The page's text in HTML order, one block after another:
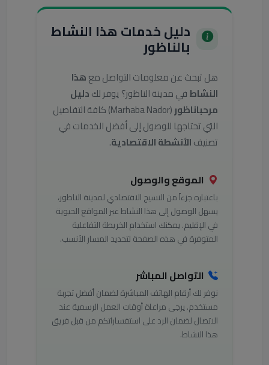
دليل خدمات هذا النشاط
بالناظور
هل تبحث عن معلومات التواصل معهذا
النشاطفي مدينة الناظور؟ يوفر لكدليل
مرحباناظور
(Marhaba Nador) كافة التفاصيل
التي تحتاجها للوصول إلى أفضل الخدمات في
تصنيفالأنشطة الاقتصادية.
الموقع والوصول
باعتباره جزءاً من النسيج الاقتصادي لمدينة الناظور،
يسهل الوصول إلى هذا النشاط عبر المواقع الحيوية
في الإقليم. يمكنك استخدام الخريطة التفاعلية
المتوفرة في هذه الصفحة لتحديد المسار الأنسب.
التواصل المباشر
نوفر لك أرقام الهاتف المباشرة لضمان أفضل تجربة
مستخدم. يرجى مراعاة أوقات العمل الرسمية عند
الاتصال لضمان الرد على استفساراتكم من قبل فريق
هذا النشاط.